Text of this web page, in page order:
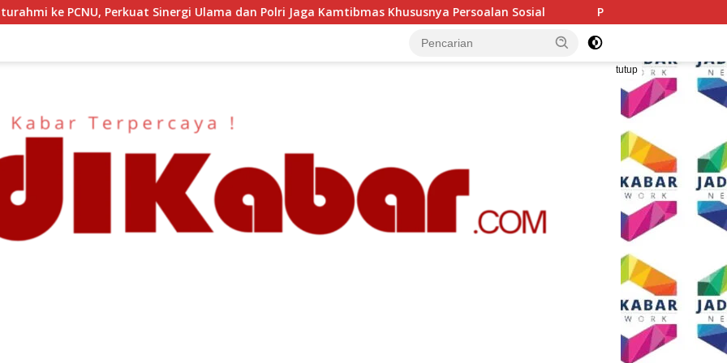
dan Polri Jaga Kamtibmas Khususnya Persoalan Sosial Polresta Malang Kota Gelar Makan Bersama dan
tutup